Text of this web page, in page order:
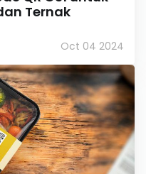
Ternak
Oct 04 2024